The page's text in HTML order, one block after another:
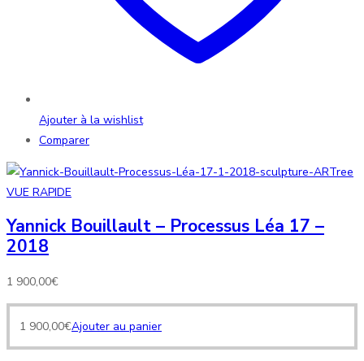
Ajouter à la wishlist
Comparer
VUE RAPIDE
Yannick Bouillault – Processus Léa 17 –
2018
1 900,00€
1 900,00€Ajouter au panier